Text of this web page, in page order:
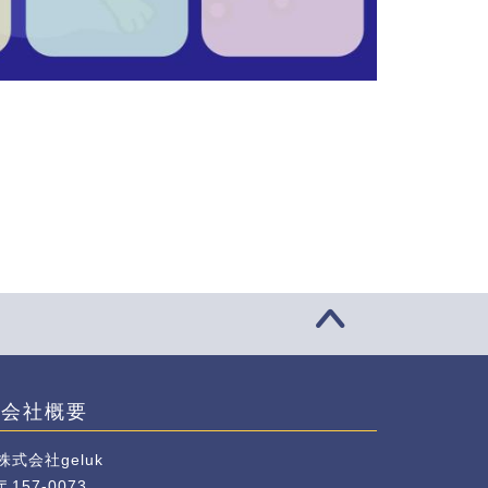
会社概要
式会社geluk